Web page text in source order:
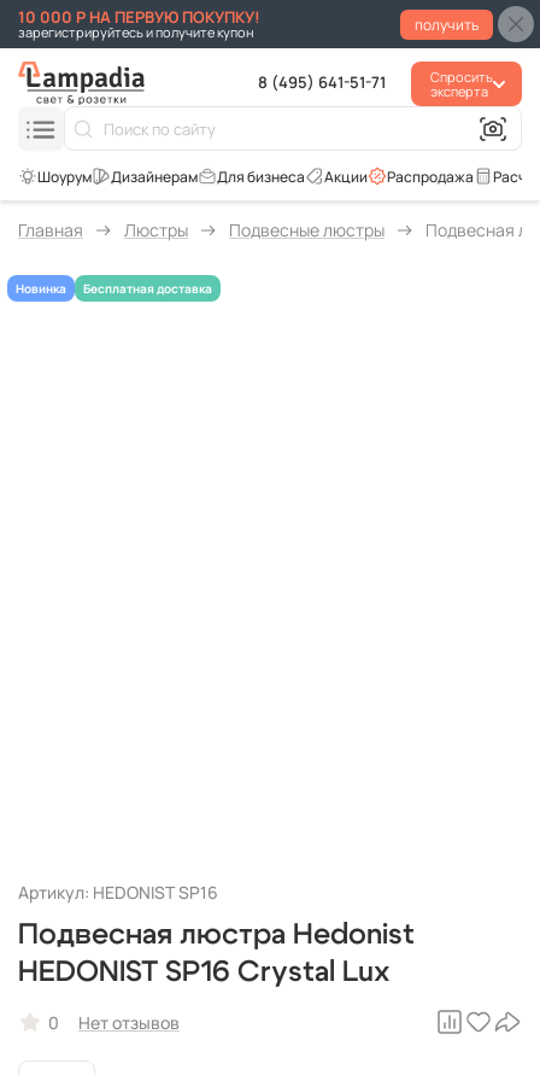
10 000 Р НА ПЕРВУЮ ПОКУПКУ!
зарегистрируйтесь и получите купон получить
8 (495) 641-51-71
Спросить
эксперта
Распродажа
Акции
Для бизнеса
Главная Люстры Подвесные люстры Подвесная
Артикул: HEDONIST SP16
Подвесная люстра Hedonist
HEDONIST SP16 Crystal Lux
0 Нет отзывов